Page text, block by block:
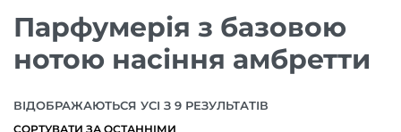
Парфумерія з базовою
нотою насіння амбретти
ВІДОБРАЖАЮТЬСЯ УСІ З 9 РЕЗУЛЬТАТІВ